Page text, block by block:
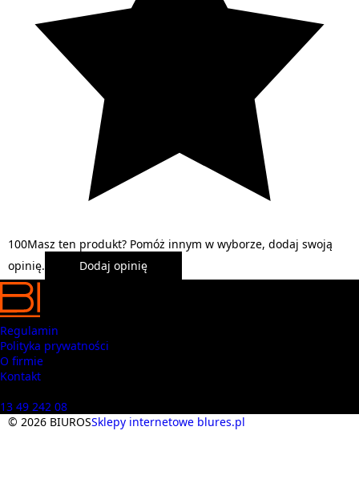
100Masz ten produkt? Pomóż innym w wyborze, dodaj swoją
opinię.
Dodaj opinię
Regulamin
Polityka prywatności
O firmie
Kontakt
13 49 242 08
© 2026 BIUROSSklepy internetowe blures.pl